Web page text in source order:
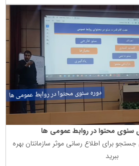
محتوا در روابط عمومی ها
برای اطلاع رسانی موثر سازمانتان بهره
ببرید